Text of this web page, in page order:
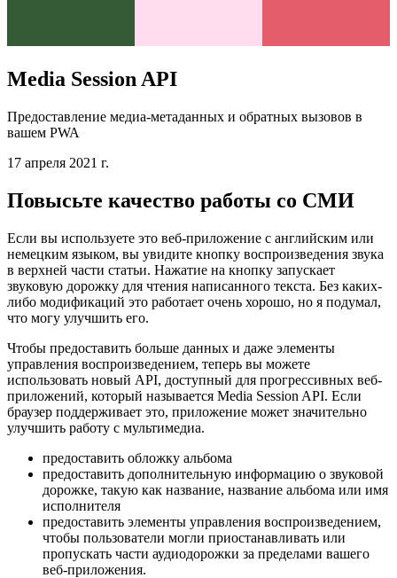
Media Session API
Предоставление медиа-метаданных и обратных вызовов в
17 апреля 2021 г.
Повысьте качество работы со СМИ
Если вы используете это веб-приложение с английским или
немецким языком, вы увидите кнопку воспроизведения звука
в верхней части статьи. Нажатие на кнопку запускает
либо модификаций это работает очень хорошо, но я подумал,
что могу улучшить его.
Чтобы предоставить больше данных и даже элементы
управления воспроизведением, теперь вы можете
использовать новый API, доступный для прогрессивных веб-
браузер поддерживает это, приложение может значительно
улучшить работу с мультимедиа.
предоставить обложку альбома
предоставить дополнительную информацию о звуковой
дорожке, такую как название, название альбома или имя
исполнителя
предоставить элементы управления воспроизведением,